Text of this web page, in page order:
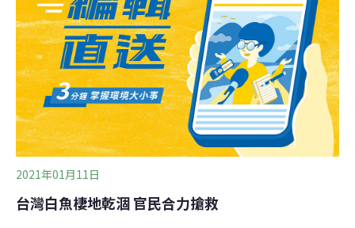
作時肥料、水資源使用、運輸消耗的能源等。
2021年01月11日
台灣白魚棲地乾涸 官民合力搶救